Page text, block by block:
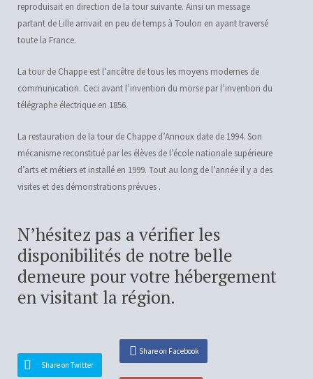
reproduisait en direction de la tour suivante. Ainsi un message
partant de Lille arrivait en peu de temps à Toulon en ayant traversé
toute la France.
La tour de Chappe est l’ancêtre de tous les moyens modernes de
communication. Ceci avant l’invention du morse par l’invention du
télégraphe électrique en 1856.
La restauration de la tour de Chappe d’Annoux date de 1994. Son
mécanisme reconstitué par les élèves de l’école nationale supérieure
d’arts et métiers et installé en 1999. Tout au long de l’année il y a des
visites et des démonstrations prévues .
N’hésitez pas a vérifier les
disponibilités de notre belle
demeure pour votre hébergement
en visitant la région.
Share on Twitter
Share on Facebook